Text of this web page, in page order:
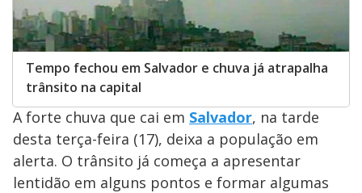
Tempo fechou em Salvador e chuva já atrapalha
trânsito na capital
A forte chuva que cai em Salvador, na tarde
desta terça-feira (17), deixa a população em
alerta. O trânsito já começa a apresentar
lentidão em alguns pontos e formar algumas